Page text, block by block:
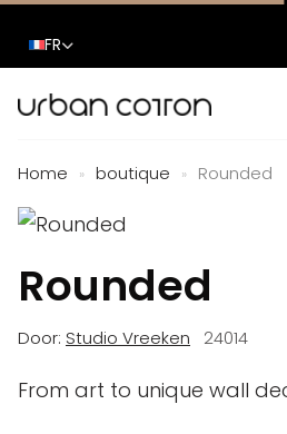
FR
Home » boutique » Rounded
Rounded
Door: Studio Vreeken 24014
From art to unique wall